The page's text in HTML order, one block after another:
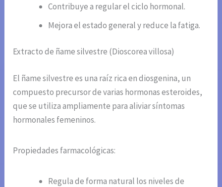
Contribuye a regular el ciclo hormonal.
Mejora el estado general y reduce la fatiga.
Extracto de ñame silvestre (Dioscorea villosa)
El ñame silvestre es una raíz rica en diosgenina, un
compuesto precursor de varias hormonas esteroides,
que se utiliza ampliamente para aliviar síntomas
hormonales femeninos.
Propiedades farmacológicas:
Regula de forma natural los niveles de